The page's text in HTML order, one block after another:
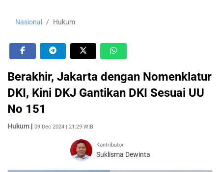
Nasional Hukum
Berakhir, Jakarta dengan Nomenklatur
DKI, Kini DKJ Gantikan DKI Sesuai UU
No 151
Hukum | 09 Dec 2024 | 21:29 WIB
Kontributor
Suklisma Dewinta